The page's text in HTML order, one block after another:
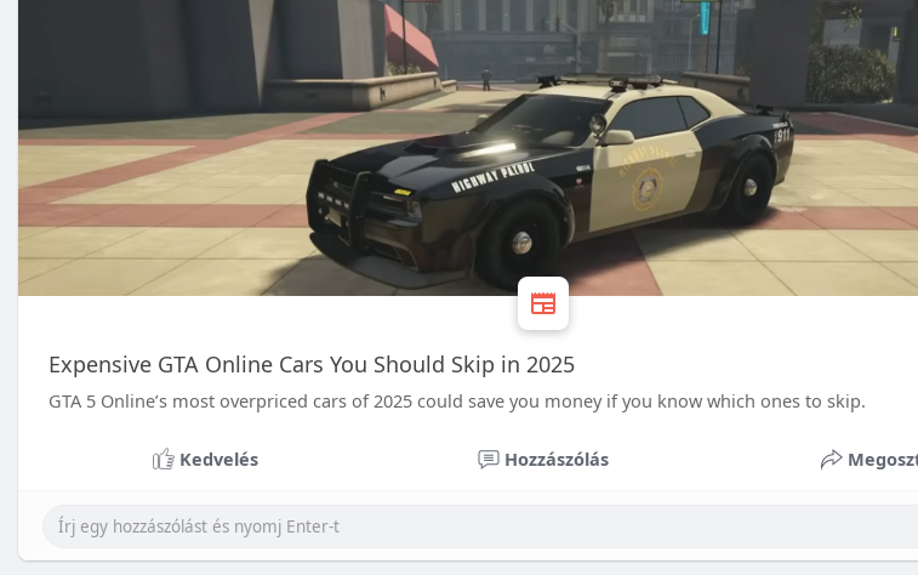
Expensive GTA Online Cars You Should Skip in 2025
GTA 5 Online’s most overpriced cars of 2025 could save you money if you know which ones to skip.
Kedvelés Hozzászólás